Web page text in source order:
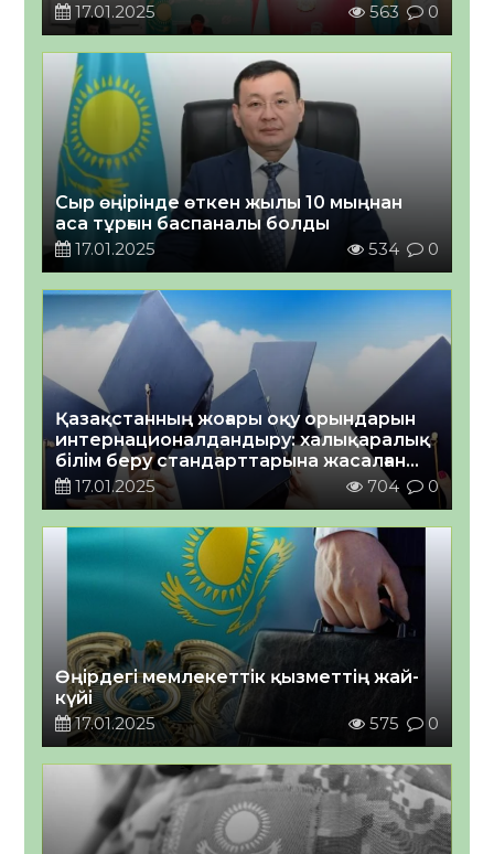
17.01.2025
563 0
Сыр өңірінде өткен жылы 10 мыңнан
аса тұрғын баспаналы болды
17.01.2025
534 0
Қазақстанның жоғары оқу орындарын
интернационалдандыру: халықаралық
білім беру стандарттарына жасалған
қадам
17.01.2025 704 0
Өңірдегі мемлекеттік қызметтің жай-
күйі
17.01.2025
575 0